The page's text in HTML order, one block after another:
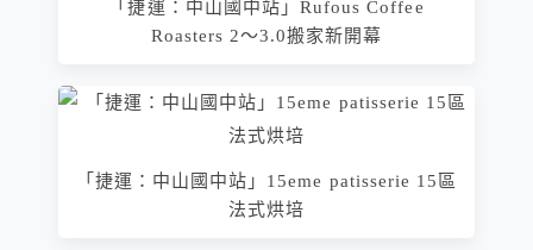
「捷運：中山國中站」Rufous Coffee
Roasters 2～3.0搬家新開幕
「捷運：中山國中站」15eme patisserie 15區
法式烘培